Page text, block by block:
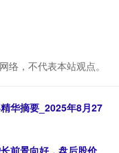
络，不代表本站观点。
华摘要_2025年8月27